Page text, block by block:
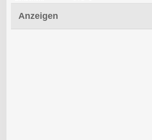
Anzeigen